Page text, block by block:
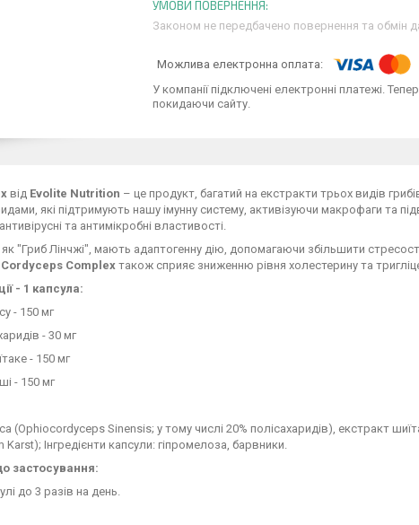
Законом не передбачено повернення та обмін
У компанії підключені електронні платежі.
покидаючи сайту.
від Evolite Nutrition – це продукт, багатий на екстракти трьох видів
які підтримують нашу імунну систему, активізуючи макрофаги та
та антимікробні властивості.
"Гриб Лінчжі", мають адаптогенну дію, допомагаючи збільшити
Cordyceps Complex також сприяє зниженню рівня холестерину та
- 1 капсула:
- 150 мг
- 30 мг
- 150 мг
- 150 мг
(Ophiocordyceps Sinensis; у тому числі 20% полісахаридів), екстракт
Інгредієнти капсули: гіпромелоза, барвники.
застосування:
до 3 разів на день.